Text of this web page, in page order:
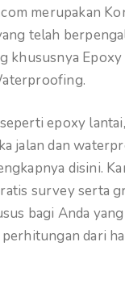
merupakan
telah
khususnya
seperti epoxy
jalan dan
disini.
survey serta
bagi Anda
dari